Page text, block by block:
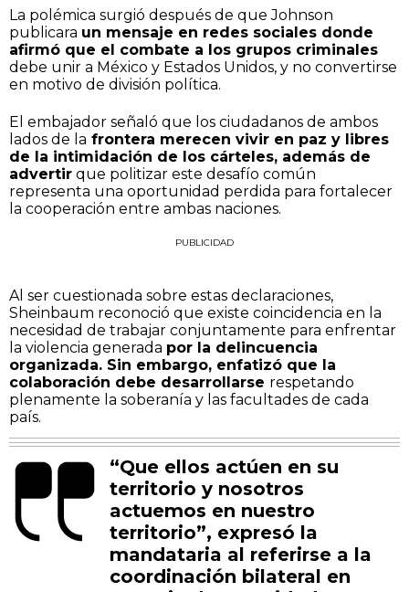
La polémica surgió después de que Johnson
publicara un mensaje en redes sociales donde
afirmó que el combate a los grupos criminales
debe unir a México y Estados Unidos, y no convertirse
en motivo de división política.
El embajador señaló que los ciudadanos de ambos
lados de la frontera merecen vivir en paz y libres
de la intimidación de los cárteles, además de
advertir que politizar este desafío común
representa una oportunidad perdida para fortalecer
la cooperación entre ambas naciones.
PUBLICIDAD
Al ser cuestionada sobre estas declaraciones,
Sheinbaum reconoció que existe coincidencia en la
necesidad de trabajar conjuntamente para enfrentar
la violencia generada por la delincuencia
organizada. Sin embargo, enfatizó que la
colaboración debe desarrollarse respetando
plenamente la soberanía y las facultades de cada
país.
“Que ellos actúen en su
territorio y nosotros
actuemos en nuestro
territorio”, expresó la
mandataria al referirse a la
coordinación bilateral en